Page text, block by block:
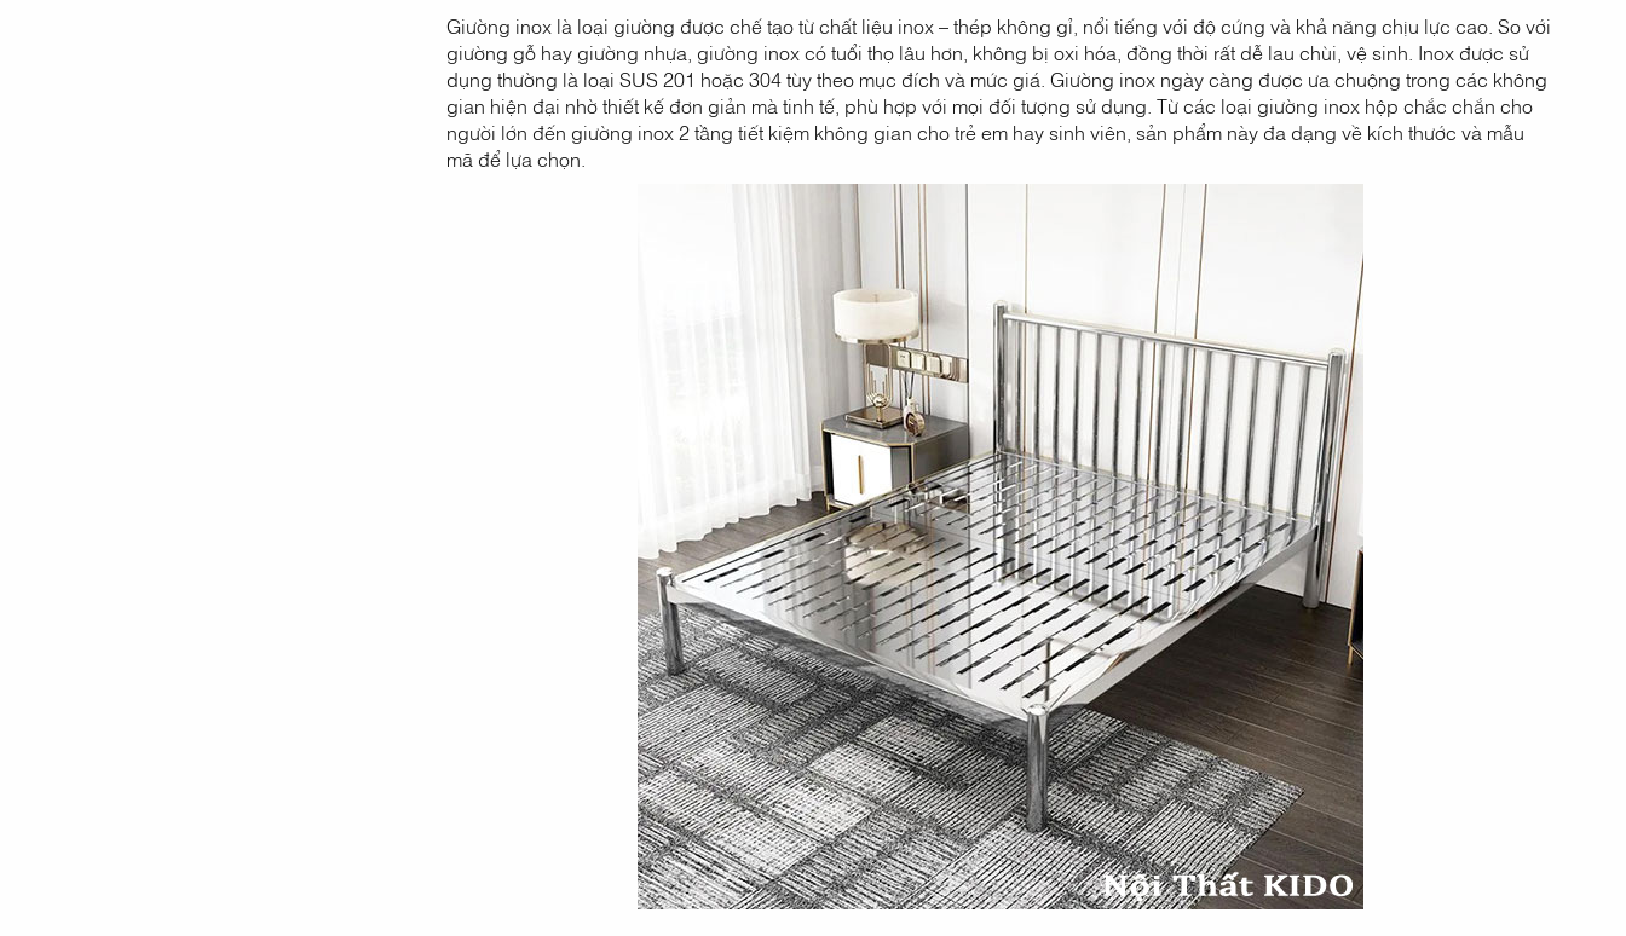
Giường inox là loại giường được chế tạo từ chất liệu inox – thép không gỉ, nổi tiếng với độ cứng và khả năng chịu lực cao. So với
giường gỗ hay giường nhựa, giường inox có tuổi thọ lâu hơn, không bị oxi hóa, đồng thời rất dễ lau chùi, vệ sinh. Inox được sử
dụng thường là loại SUS 201 hoặc 304 tùy theo mục đích và mức giá. Giường inox ngày càng được ưa chuộng trong các không
gian hiện đại nhờ thiết kế đơn giản mà tinh tế, phù hợp với mọi đối tượng sử dụng. Từ các loại giường inox hộp chắc chắn cho
người lớn đến giường inox 2 tầng tiết kiệm không gian cho trẻ em hay sinh viên, sản phẩm này đa dạng về kích thước và mẫu
mã để lựa chọn.